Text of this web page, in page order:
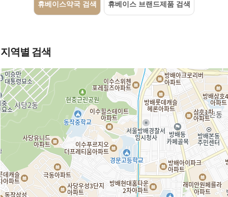
휴베이스약국 검색 휴베이스 브랜드제품 검색
지역별 검색